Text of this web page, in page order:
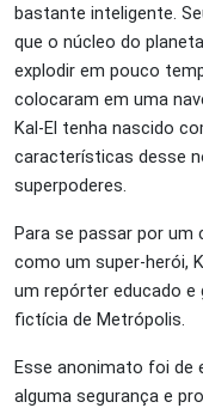
bastante inteligente.
que o núcleo do
explodir em pouco
colocaram em uma
Kal-El tenha nascido
características desse
superpoderes.
Para se passar por um
como um super-herói,
um repórter educado e
fictícia de Metrópolis.
Esse anonimato foi de
alguma segurança e